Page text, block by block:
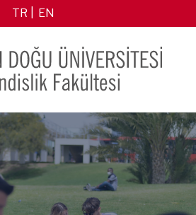
TR EN